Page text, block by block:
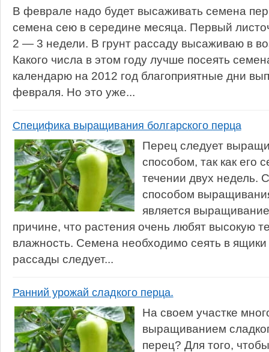
В феврале надо будет высаживать семена
семена сею в середине месяца. Первый
2 — 3 недели. В грунт рассаду высаживаю в
Какого числа в этом году лучше посеять
календарю на 2012 год благоприятные дни
февраля. Но это уже...
Специфика выращивания болгарского перца
Перец следует
способом, так как его
течении двух
способом
является
причине, что растения очень любят высокую
влажность. Семена необходимо сеять в
рассады следует...
Ранний урожай сладкого перца.
На своем участке
выращиванием
перец? Для того,